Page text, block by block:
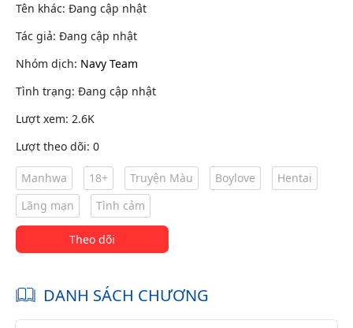
Tên khác: Đang cập nhật
Tác giả: Đang cập nhật
Nhóm dịch: Navy Team
Tình trạng: Đang cập nhật
Lượt xem: 2.6K
Lượt theo dõi: 0
Manhwa 18+ Truyện Màu Boylove
Hentai
Lãng mạn
Tình cảm
Theo dõi
DANH SÁCH CHƯƠNG